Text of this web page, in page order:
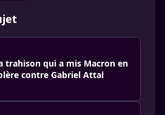
trahison qui a mis Macron en
contre Gabriel Attal